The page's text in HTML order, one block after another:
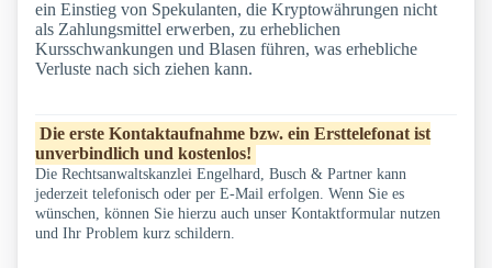
ein Einstieg von Spekulanten, die Kryptowährungen nicht
als Zahlungsmittel erwerben, zu erheblichen
Kursschwankungen und Blasen führen, was erhebliche
Verluste nach sich ziehen kann.
Die erste Kontaktaufnahme bzw. ein Ersttelefonat ist
unverbindlich und kostenlos!
Die Rechtsanwaltskanzlei Engelhard, Busch & Partner kann
jederzeit telefonisch oder per E-Mail erfolgen. Wenn Sie es
wünschen, können Sie hierzu auch unser Kontaktformular nutzen
und Ihr Problem kurz schildern.